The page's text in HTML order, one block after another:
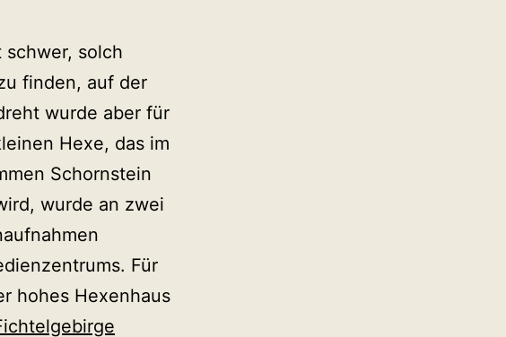
schwer, solch
finden, auf der
wurde aber für
Hexe, das im
Schornstein
wurde an zwei
Für
hohes Hexenhaus